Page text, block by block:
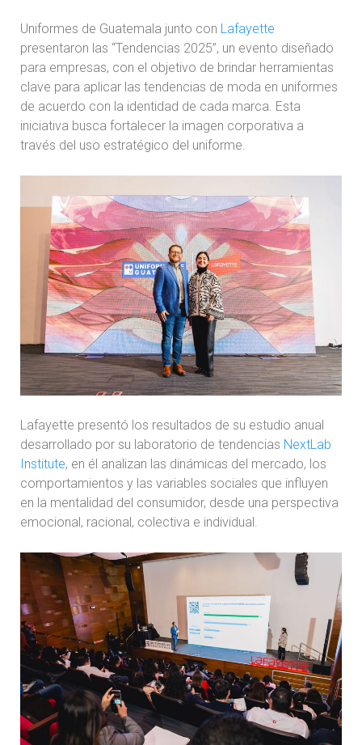
Uniformes de Guatemala junto con Lafayette
presentaron las “Tendencias 2025”, un evento diseñado
para empresas, con el objetivo de brindar herramientas
clave para aplicar las tendencias de moda en uniformes
de acuerdo con la identidad de cada marca. Esta
iniciativa busca fortalecer la imagen corporativa a
través del uso estratégico del uniforme.
Lafayette presentó los resultados de su estudio anual
desarrollado por su laboratorio de tendencias NextLab
Institute, en él analizan las dinámicas del mercado, los
comportamientos y las variables sociales que influyen
en la mentalidad del consumidor, desde una perspectiva
emocional, racional, colectiva e individual.